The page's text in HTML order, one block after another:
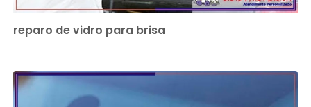
reparo de vidro para brisa